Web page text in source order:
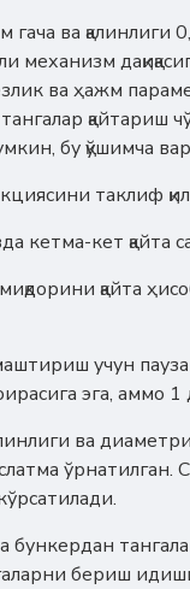
ва қалинлиги
механизм
ва ҳажм
қайтариш
бу қўшимча
таклиф
кетма-кет қайта
қайта
учун
эга,
ва
бериш